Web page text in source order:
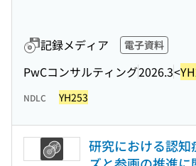
記録メディア 電子資料
PwCコンサルティング2026.3<
NDLC YH253
研究における認知